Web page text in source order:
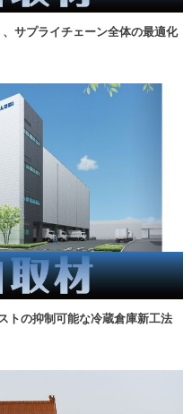
サプライチェーン全体の最適化
トの抑制可能な冷蔵倉庫新工法